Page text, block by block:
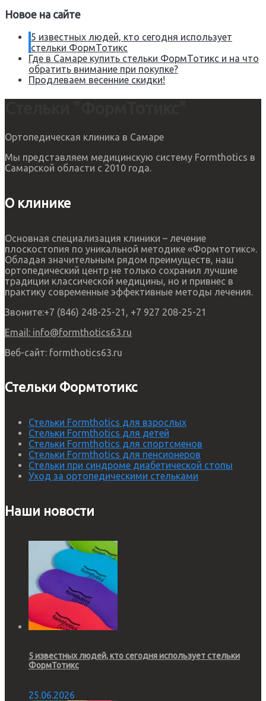
Новое на сайте
5 известных людей, кто сегодня использует
стельки ФормТотикс
Где в Самаре купить стельки ФормТотикс и на что
обратить внимание при покупке?
Продлеваем весенние скидки!
Ортопедическая клиника в Самаре
Мы представляем медицинскую систему Formthotics в
Самарской области с 2010 года.
О клинике
Основная специализация клиники – лечение
плоскостопия по уникальной методике «Формтотикс».
Обладая значительным рядом преимуществ, наш
ортопедический центр не только сохранил лучшие
традиции классической медицины, но и привнес в
практику современные эффективные методы лечения.
Звоните:+7 (846) 248-25-21, +7 927 208-25-21
Email: info@formthotics63.ru
Веб-сайт: formthotics63.ru
Стельки Формтотикс
Стельки Formthotics для взрослых
Стельки Formthotics для детей
Стельки Formthotics для спортсменов
Стельки Formthotics для пенсионеров
Стельки при синдроме диабетической стопы
Уход за ортопедическими стельками
Наши новости
5 известных людей, кто сегодня использует стельки
ФормТотикс
25.06.2026